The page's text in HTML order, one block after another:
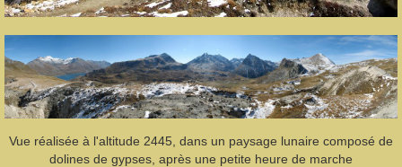
Vue réalisée à l'altitude 2445, dans un paysage lunaire composé de
dolines de gypses, après une petite heure de marche